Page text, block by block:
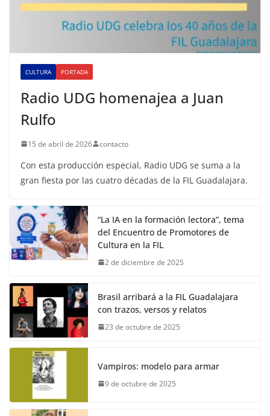
CULTURA PORTADA
Radio UDG homenajea a Juan
Rulfo
15 de abril de 2026 contacto
Con esta producción especial, Radio UDG se suma a la
gran fiesta por las cuatro décadas de la FIL Guadalajara.
“La IA en la formación lectora”, tema
del Encuentro de Promotores de
Cultura en la FIL
2 de diciembre de 2025
Brasil arribará a la FIL Guadalajara
con trazos, versos y relatos
23 de octubre de 2025
Vampiros: modelo para armar
9 de octubre de 2025